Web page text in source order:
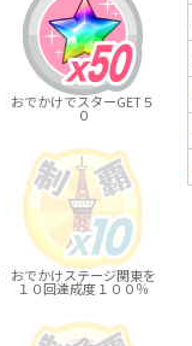
おでかけでスターGET５
０
おでかけステージ関東を
１０回達成度１００％